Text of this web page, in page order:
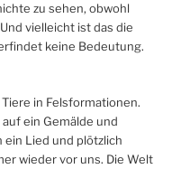
zu sehen, obwohl
vielleicht ist das die
keine Bedeutung.
in Felsformationen.
ein Gemälde und
Lied und plötzlich
wieder vor uns. Die Welt